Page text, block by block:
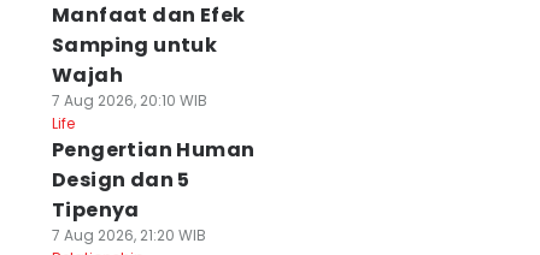
Manfaat dan Efek
Samping untuk
Wajah
7 Aug 2026, 20:10 WIB
Life
Pengertian Human
Design dan 5
Tipenya
7 Aug 2026, 21:20 WIB